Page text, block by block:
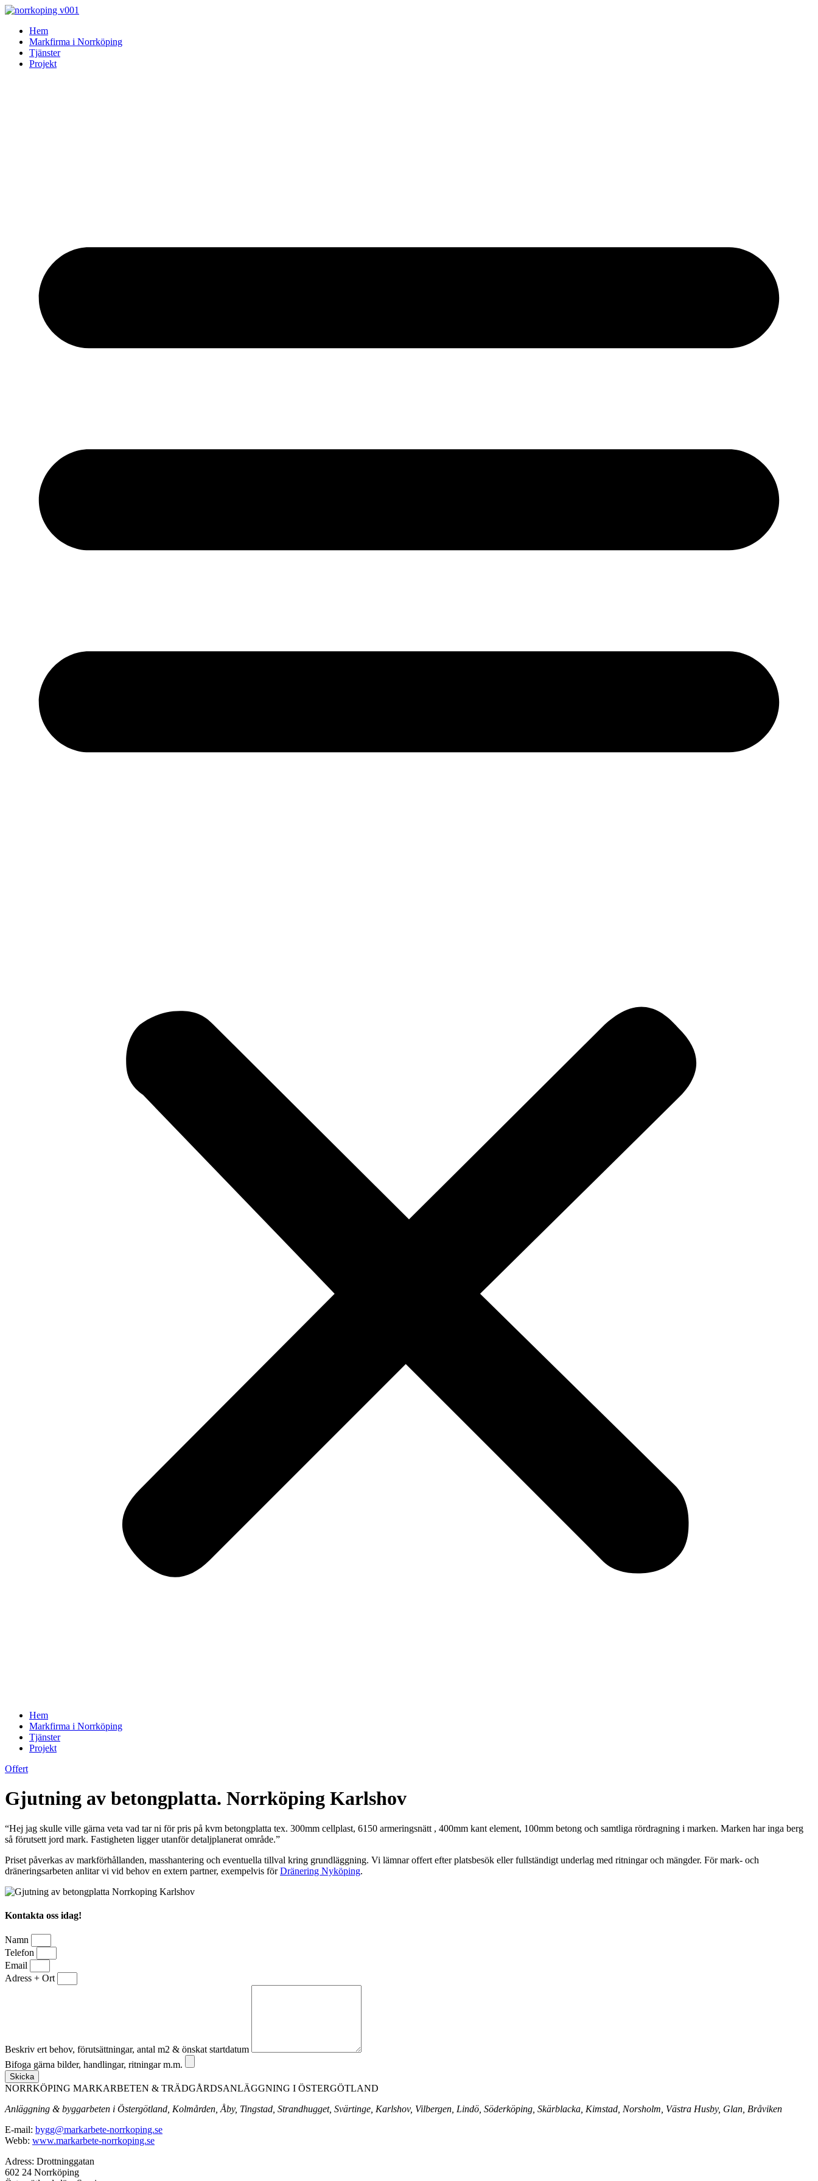
Skip
contentHem
Markfirma i Norrköping
Tjänster
Projekt
Hem
Markfirma i Norrköping
Tjänster
Projekt
Offert
Gjutning av betongplatta. Norrköping Karlshov
“Hej jag skulle ville gärna veta vad tar ni för pris på kvm betongplatta tex. 300mm cellplast, 6150 armeringsnätt , 400mm kant element, 100mm betong och samtliga rördragning i marken. Marken har inga berg
så förutsett jord mark. Fastigheten ligger utanför detaljplanerat område.”
Priset påverkas av markförhållanden, masshantering och eventuella tillval kring grundläggning. Vi lämnar offert efter platsbesök eller fullständigt underlag med ritningar och mängder. För mark- och
dräneringsarbeten anlitar vi vid behov en extern partner, exempelvis förDränering Nyköping.
Kontakta oss idag!
Namn
Telefon
Email
Adress + Ort
Beskriv ert behov, förutsättningar, antal m2 & önskat startdatum
Bifoga gärna bilder, handlingar, ritningar m.m.
Skicka
NORRKÖPING MARKARBETEN & TRÄDGÅRDSANLÄGGNING I ÖSTERGÖTLAND
Anläggning & byggarbeten i Östergötland, Kolmården, Åby, Tingstad, Strandhugget, Svärtinge, Karlshov, Vilbergen, Lindö, Söderköping, Skärblacka, Kimstad, Norsholm, Västra Husby, Glan, Bråviken
E-mail: bygg@markarbete-norrkoping.se
Webb: www.markarbete-norrkoping.se
Adress: Drottninggatan
602 24 Norrköping